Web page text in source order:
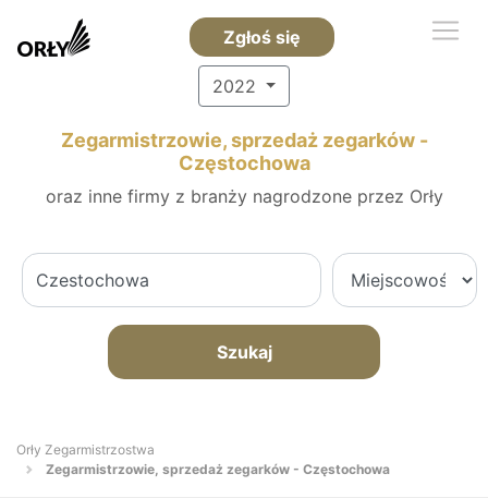
Zgłoś się
2022
Zegarmistrzowie, sprzedaż zegarków -
Częstochowa
oraz inne firmy z branży nagrodzone przez Orły
Szukaj
Orły Zegarmistrzostwa
Zegarmistrzowie, sprzedaż zegarków - Częstochowa